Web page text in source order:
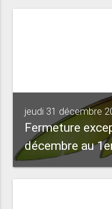
jeudi 31 décembre
Fermeture
décembre au